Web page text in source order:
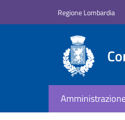
Regione Lombardia